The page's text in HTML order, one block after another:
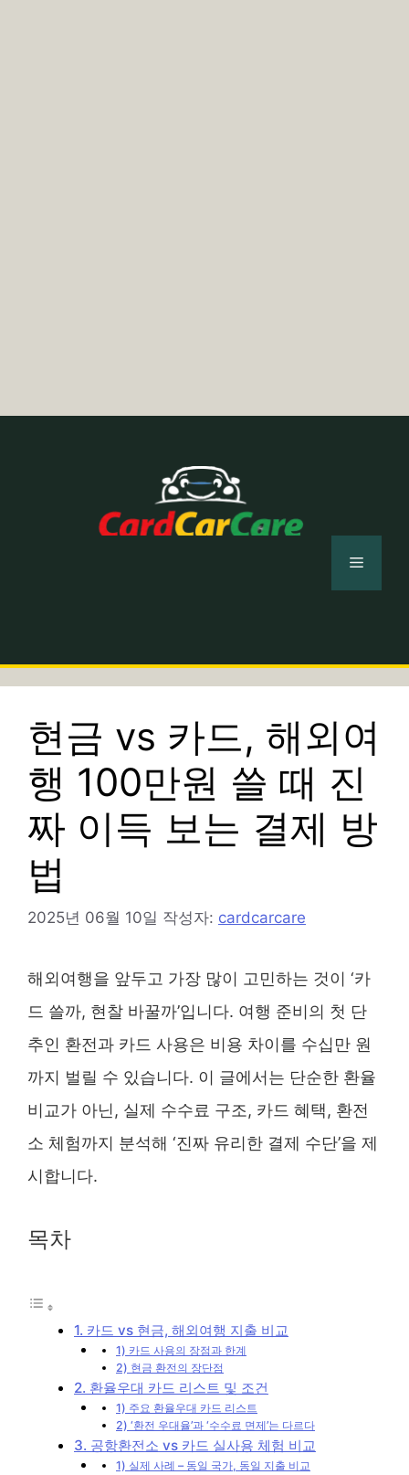
메
현금 vs 카드, 해외여
행 100만원 쓸 때 진
짜 이득 보는 결제 방
법
2025년 06월 10일 작성자: cardcarcare
해외여행을 앞두고 가장 많이 고민하는 것이 ‘카
드 쓸까, 현찰 바꿀까’입니다. 여행 준비의 첫 단
추인 환전과 카드 사용은 비용 차이를 수십만 원
까지 벌릴 수 있습니다. 이 글에서는 단순한 환율
비교가 아닌, 실제 수수료 구조, 카드 혜택, 환전
소 체험까지 분석해 ‘진짜 유리한 결제 수단’을 제
시합니다.
목차
1. 카드 vs 현금, 해외여행 지출 비교
1) 카드 사용의 장점과 한계
2) 현금 환전의 장단점
2. 환율우대 카드 리스트 및 조건
1) 주요 환율우대 카드 리스트
2) ‘환전 우대율’과 ‘수수료 면제’는 다르다
3. 공항환전소 vs 카드 실사용 체험 비교
1) 실제 사례 – 동일 국가, 동일 지출 비교